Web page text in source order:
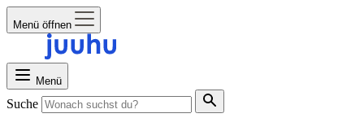
Menü öffnen
Menü
Suche